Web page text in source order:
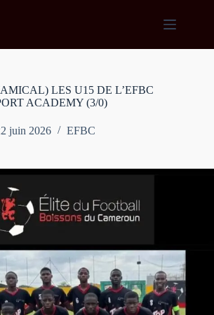
LES U15 DE L’EFBC
ACADEMY (3/0)
juin 2026 EFBC